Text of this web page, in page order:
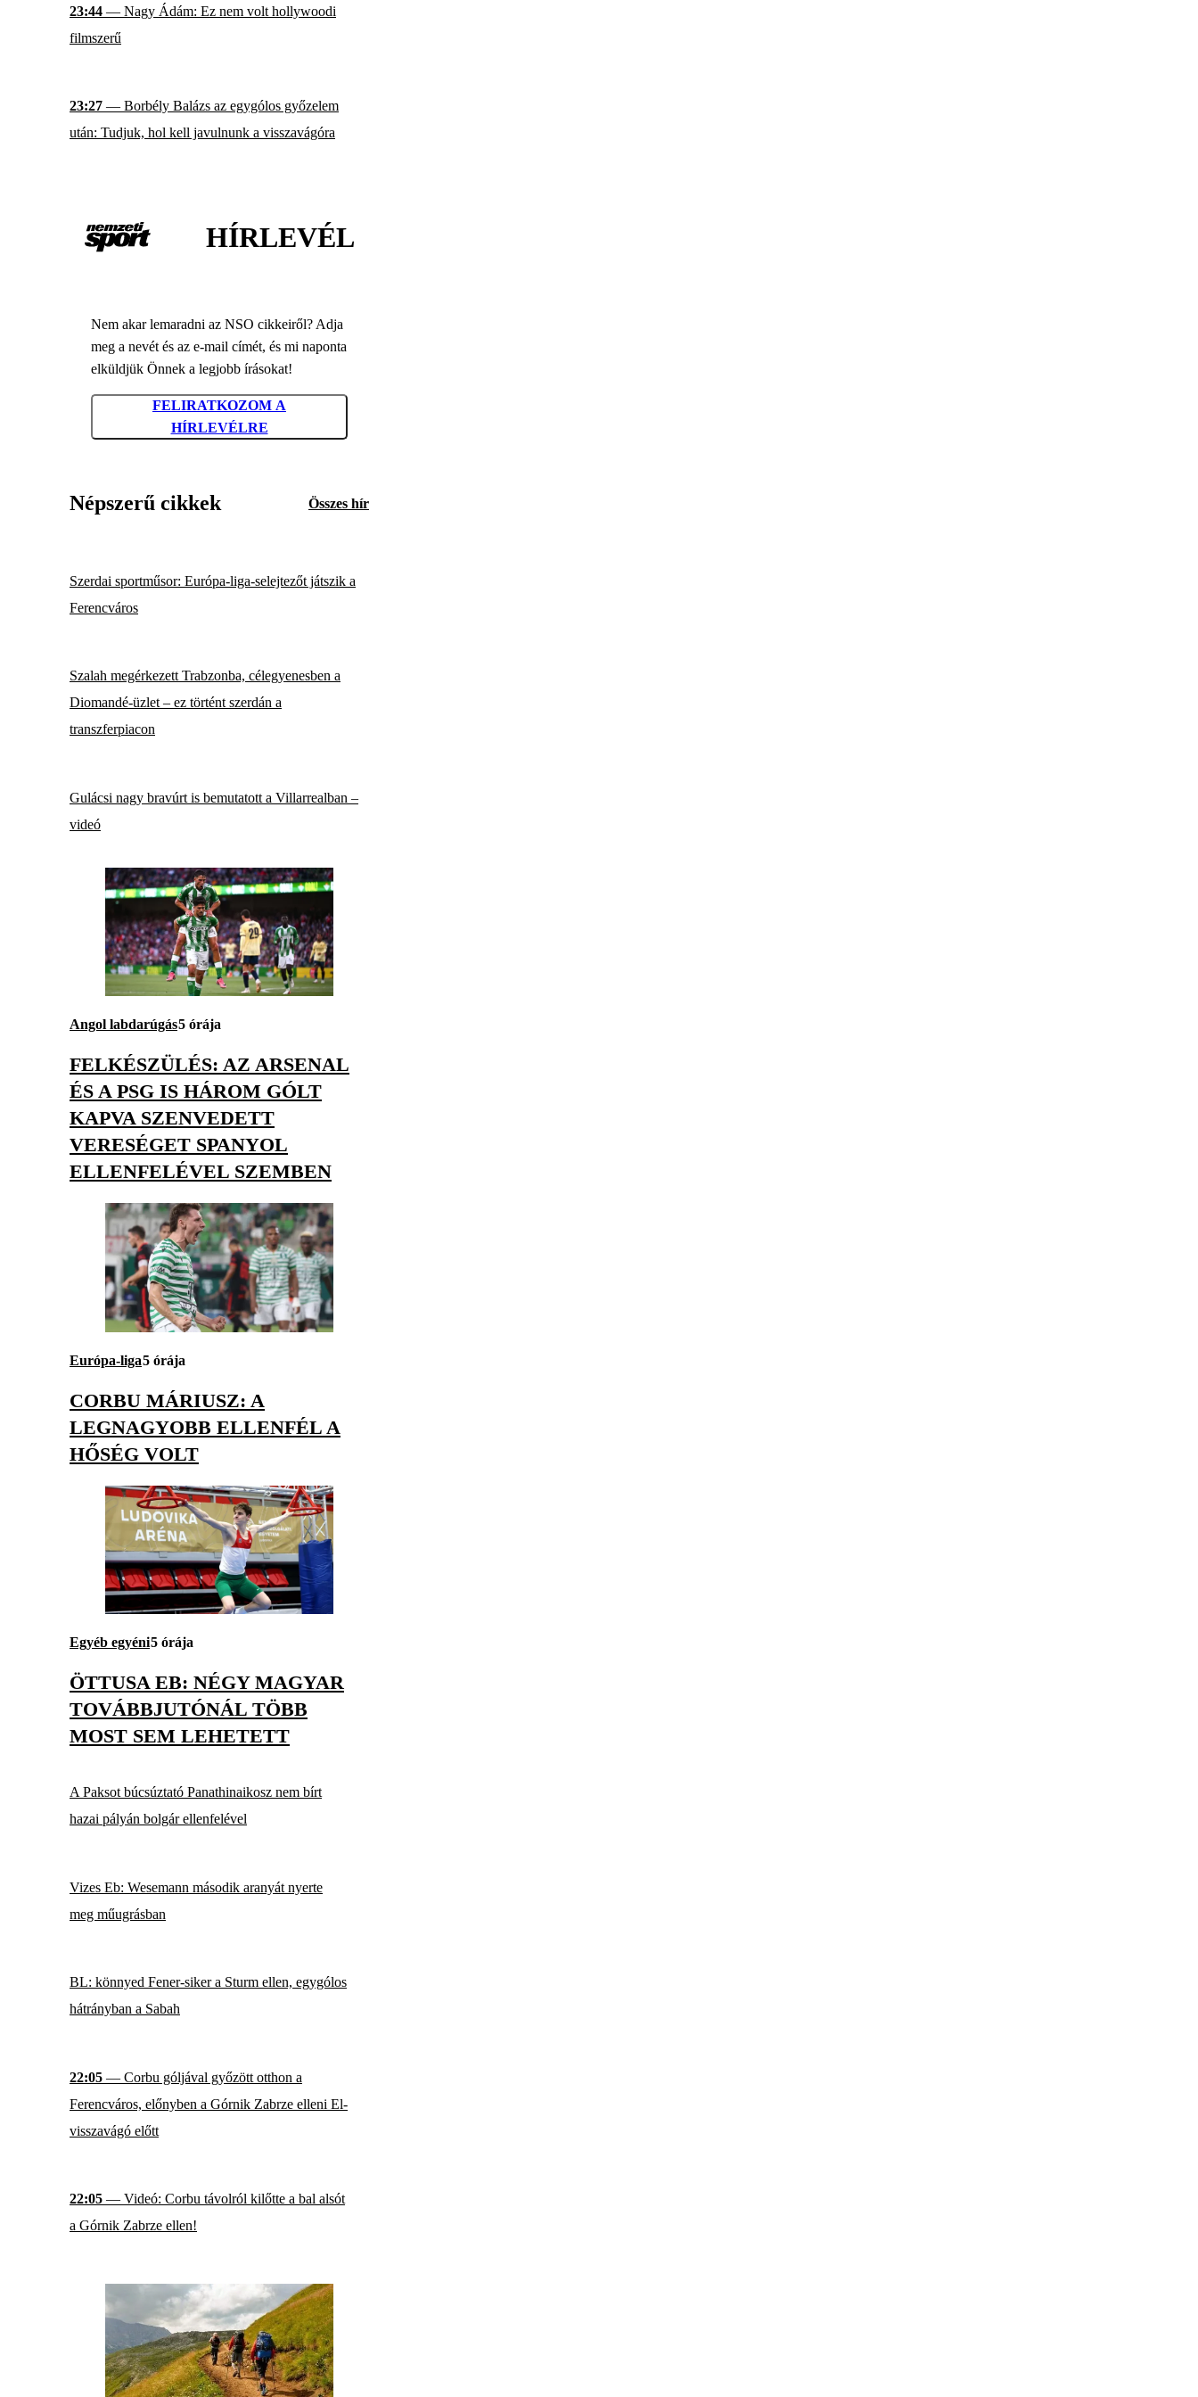
23:44 — Nagy Ádám: Ez nem volt hollywoodi
filmszerű
23:27 — Borbély Balázs az egygólos győzelem
után: Tudjuk, hol kell javulnunk a visszavágóra
HÍRLEVÉL
Nem akar lemaradni az NSO cikkeiről? Adja
meg a nevét és az e-mail címét, és mi naponta
elküldjük Önnek a legjobb írásokat!
FELIRATKOZOM A
HÍRLEVÉLRE
Népszerű cikkek Összes hír
Szerdai sportműsor: Európa-liga-selejtezőt játszik a
Ferencváros
Szalah megérkezett Trabzonba, célegyenesben a
Diomandé-üzlet – ez történt szerdán a
transzferpiacon
Gulácsi nagy bravúrt is bemutatott a Villarrealban –
videó
Angol labdarúgás5 órája
FELKÉSZÜLÉS: AZ ARSENAL
ÉS A PSG IS HÁROM GÓLT
KAPVA SZENVEDETT
VERESÉGET SPANYOL
ELLENFELÉVEL SZEMBEN
Európa-liga5 órája
CORBU MÁRIUSZ: A
LEGNAGYOBB ELLENFÉL A
HŐSÉG VOLT
Egyéb egyéni5 órája
ÖTTUSA EB: NÉGY MAGYAR
TOVÁBBJUTÓNÁL TÖBB
MOST SEM LEHETETT
A Paksot búcsúztató Panathinaikosz nem bírt
hazai pályán bolgár ellenfelével
Vizes Eb: Wesemann második aranyát nyerte
meg műugrásban
BL: könnyed Fener-siker a Sturm ellen, egygólos
hátrányban a Sabah
22:05 — Corbu góljával győzött otthon a
Ferencváros, előnyben a Górnik Zabrze elleni El-
visszavágó előtt
22:05 — Videó: Corbu távolról kilőtte a bal alsót
a Górnik Zabrze ellen!